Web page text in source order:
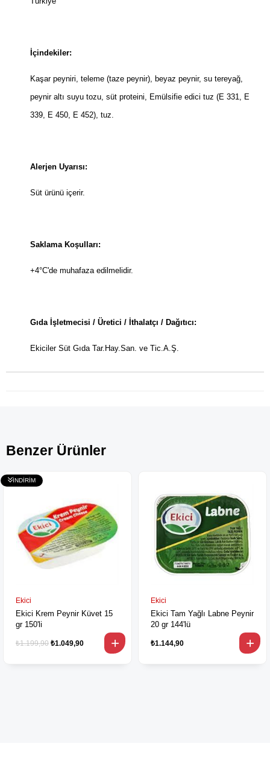
İçindekiler:
Kaşar peyniri, teleme (taze peynir), beyaz peynir, su tereyağ,
peynir altı suyu tozu, süt proteini, Emülsifie edici tuz (E 331, E
339, E 450, E 452), tuz.
Alerjen Uyarısı:
Süt ürünü içerir.
Saklama Koşulları:
+4°C'de muhafaza edilmelidir.
Gıda İşletmecisi / Üretici / İthalatçı / Dağıtıcı:
Ekiciler Süt Gıda Tar.Hay.San. ve Tic.A.Ş.
Benzer Ürünler
Ekici
Ekici Krem Peynir Küvet 15
gr 150'li
₺1.049,90
₺1.199,90
Ekici
Ekici Tam Yağlı Labne Peynir
20 gr 144'lü
₺1.144,90